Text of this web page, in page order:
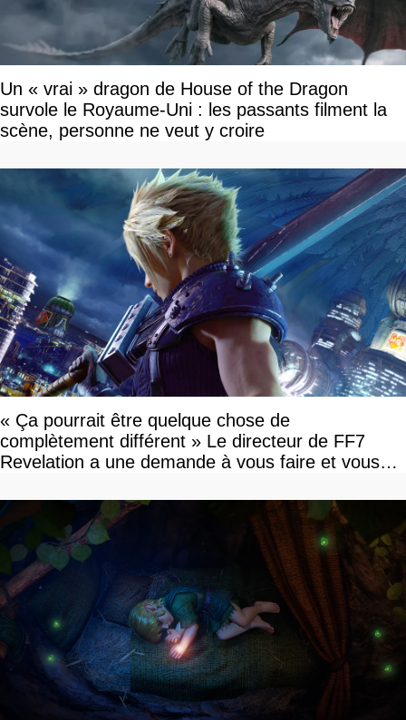
Un « vrai » dragon de House of the Dragon
survole le Royaume-Uni : les passants filment la
scène, personne ne veut y croire
« Ça pourrait être quelque chose de
complètement différent » Le directeur de FF7
Revelation a une demande à vous faire et vous